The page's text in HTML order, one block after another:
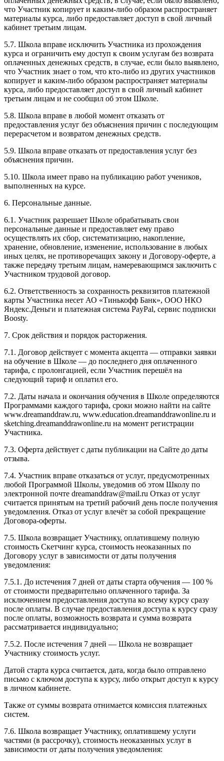
что Участник копирует и каким-либо образом распространяет
материалы курса, либо предоставляет доступ в свой личный
кабинет третьим лицам.
5.7. Школа вправе исключить Участника из прохождения
курса и ограничить ему доступ к своим услугам без возврата
оплаченных денежных средств, в случае, если было выявлено,
что Участник знает о том, что кто-либо из других участников
копирует и каким-либо образом распространяет материалы
курса, либо предоставляет доступ в свой личный кабинет
третьим лицам и не сообщил об этом Школе.
5.8. Школа вправе в любой момент отказать от
предоставления услуг без объяснения причин с последующим
перерасчетом и возвратом денежных средств.
5.9. Школа вправе отказать от предоставления услуг без
объяснения причин.
5.10. Школа имеет право на публикацию работ учеников,
выполненных на курсе.
6. Персональные данные.
6.1. Участник разрешает Школе обрабатывать свои
персональные данные и предоставляет ему право
осуществлять их сбор, систематизацию, накопление,
хранение, обновление, изменение, использование в любых
иных целях, не противоречащих закону и Договору-оферте, а
также передачу третьим лицам, намеревающимся заключить с
Участником трудовой договор.
6.2. Ответственность за сохранность реквизитов платежной
карты Участника несет АО «Тинькофф Банк», ООО НКО
Яндекс.Деньги и платежная система PayPal, сервис подписки
Boosty.
7. Срок действия и порядок расторжения.
7.1. Договор действует с момента акцепта — отправки заявки
на обучение в Школе — до последнего дня оплаченного
тарифа, с пролонгацией, если Участник перешёл на
следующий тариф и оплатил его.
7.2. Даты начала и окончания обучения в Школе определяются
Программами каждого тарифа, сроки можно найти на сайте
www.dreamanddraw.ru, www.education.dreamanddrawonline.ru и
sketching.dreamanddrawonline.ru на момент регистрации
Участника.
7.3. Оферта действует с даты публикации на Сайте до даты
отзыва.
7.4. Участник вправе отказаться от услуг, предусмотренных
любой Программой Школы, уведомив об этом Школу по
электронной почте dreamanddraw@mail.ru Отказ от услуг
считается принятым на третий рабочий день после получения
уведомления. Отказ от услуг влечёт за собой прекращение
Договора-оферты.
7.5. Школа возвращает Участнику, оплатившему полную
стоимость Скетчинг курса, стоимость неоказанных по
Договору услуг в зависимости от даты получения
уведомления:
7.5.1. До истечения 7 дней от даты старта обучения — 100 %
от стоимости предварительно оплаченного тарифа. За
исключением предоставления доступа ко всему курсу сразу
после оплаты. В случае предоставления доступа к курсу сразу
после оплаты, возможность возврата и сумма возврата
рассматривается индивидуально;
7.5.2. После истечения 7 дней — Школа не возвращает
Участнику стоимость услуг.
Датой старта курса считается, дата, когда было отправлено
письмо с ключом доступа к курсу, либо открыт доступ к курсу
в личном кабинете.
Также от суммы возврата отнимается комиссия платежных
систем.
7.6. Школа возвращает Участнику, оплатившему услуги
частями (в рассрочку), стоимость неоказанных услуг в
зависимости от даты получения уведомления: